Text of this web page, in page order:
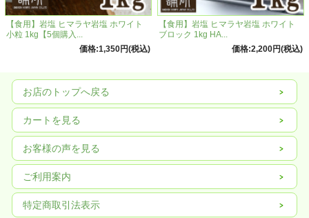
小粒岩塩を買うなら岩塩ミルもおすすめ
【食用】岩塩 ヒマラヤ岩塩 ホワイト
小粒 1kg【5個購入...
価格:1,350円(税込)
【食用】岩塩 ヒマラヤ岩塩 ホワイト
ブロック 1kg HA...
価格:2,200円(税込)
お店のトップへ戻る
カートを見る
お客様の声を見る
ご利用案内
特定商取引法表示